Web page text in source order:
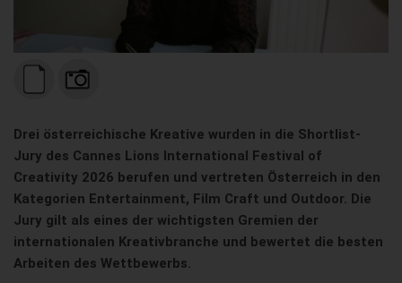
Drei österreichische Kreative wurden in die Shortlist-
Jury des Cannes Lions International Festival of
Creativity 2026 berufen und vertreten Österreich in den
Kategorien Entertainment, Film Craft und Outdoor. Die
Jury gilt als eines der wichtigsten Gremien der
internationalen Kreativbranche und bewertet die besten
Arbeiten des Wettbewerbs.